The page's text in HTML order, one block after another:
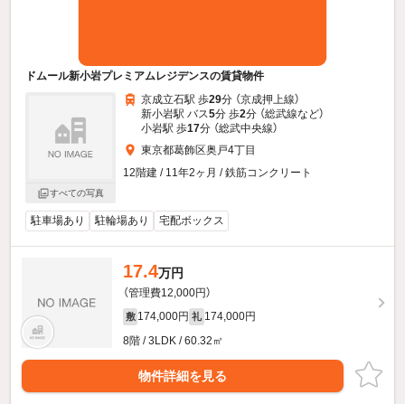
ドムール新小岩プレミアムレジデンスの賃貸物件
すべての写真
京成立石駅 歩29分 （京成押上線）
新小岩駅 バス5分 歩2分 （総武線など）
小岩駅 歩17分 （総武中央線）
東京都葛飾区奥戸4丁目
12階建 / 11年2ヶ月 / 鉄筋コンクリート
駐車場あり 駐輪場あり 宅配ボックス
17.4万円
（管理費12,000円）
敷 174,000円 礼 174,000円
8階 / 3LDK / 60.32㎡
物件詳細を見る